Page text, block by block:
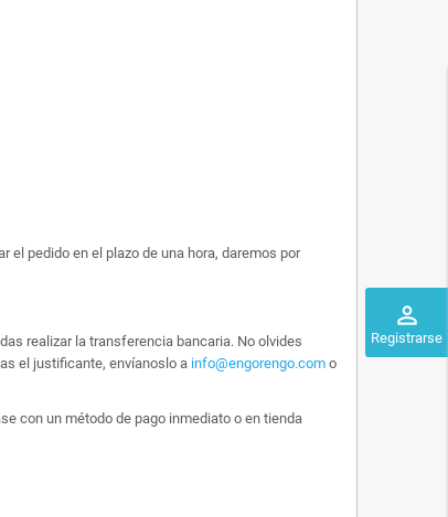
perm_identity
Registrarse
el pedido en el plazo de una hora, daremos por
realizar la transferencia bancaria. No olvides
el justificante, envíanoslo a info@engorengo.com o
con un método de pago inmediato o en tienda